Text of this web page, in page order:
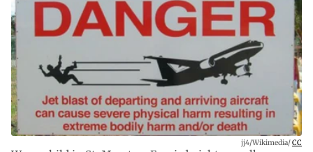
jj4/Wikimedia/CC